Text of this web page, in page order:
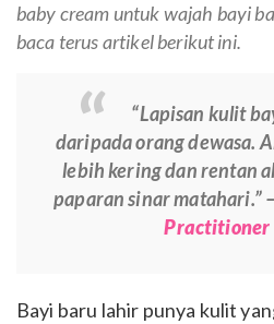
baby cream untuk wajah bayi
baca terus artikel berikut ini.
“Lapisan kulit
daripada orang dewasa.
lebih kering dan rentan
paparan sinar matahari.”
Practitioner
Bayi baru lahir punya kulit